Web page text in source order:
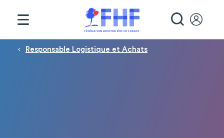
Fil d'Ariane
Responsable Logistique et Achats
Panneau de gestion des cookies